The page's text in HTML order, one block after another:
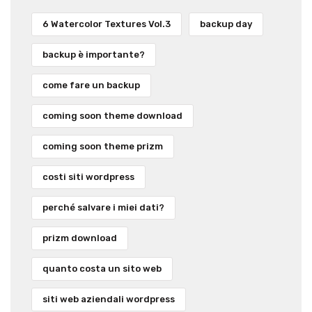
6 Watercolor Textures Vol.3 backup day
backup è importante?
come fare un backup
coming soon theme download
coming soon theme prizm
costi siti wordpress
perché salvare i miei dati?
prizm download
quanto costa un sito web
siti web aziendali wordpress